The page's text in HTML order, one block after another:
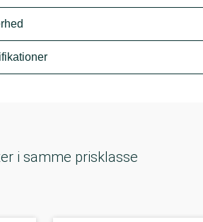
i samme prisklasse